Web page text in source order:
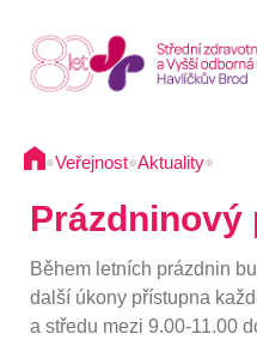
•Veřejnost•Aktuality•
Prázdninový
Během letních prázdnin
další úkony přístupna
a středu mezi 9.00-11.00